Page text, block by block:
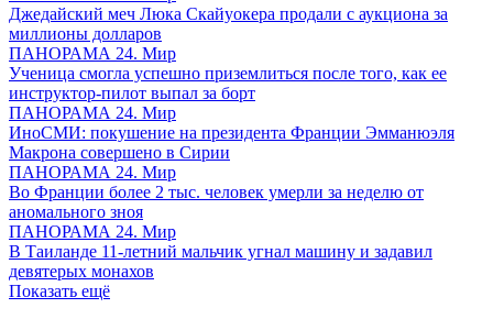
Джедайский меч Люка Скайуокера продали с аукциона за
миллионы долларов
ПАНОРАМА 24. Мир
Ученица смогла успешно приземлиться после того, как ее
инструктор-пилот выпал за борт
ПАНОРАМА 24. Мир
ИноСМИ: покушение на президента Франции Эмманюэля
Макрона совершено в Сирии
ПАНОРАМА 24. Мир
Во Франции более 2 тыс. человек умерли за неделю от
аномального зноя
ПАНОРАМА 24. Мир
В Таиланде 11-летний мальчик угнал машину и задавил
девятерых монахов
Показать ещё